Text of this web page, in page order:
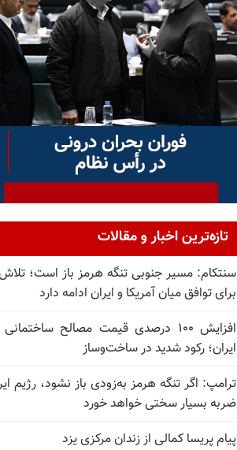
تازه‌ترین اخبار و مقالات
سنتکام: مسیر جنوبی تنگه هرمز باز است؛
برای توافق میان آمریکا و ایران ادامه دارد
افزایش ۱۰۰ درصدی قیمت مصالح
ایران؛ رکود شدید در ساخت‌وساز
ترامپ: اگر تنگه هرمز به‌زودی باز نشود، رژیم
ضربه بسیار سختی خواهد خورد
پیام پریسا کمالی از زندان مرکزی یزد